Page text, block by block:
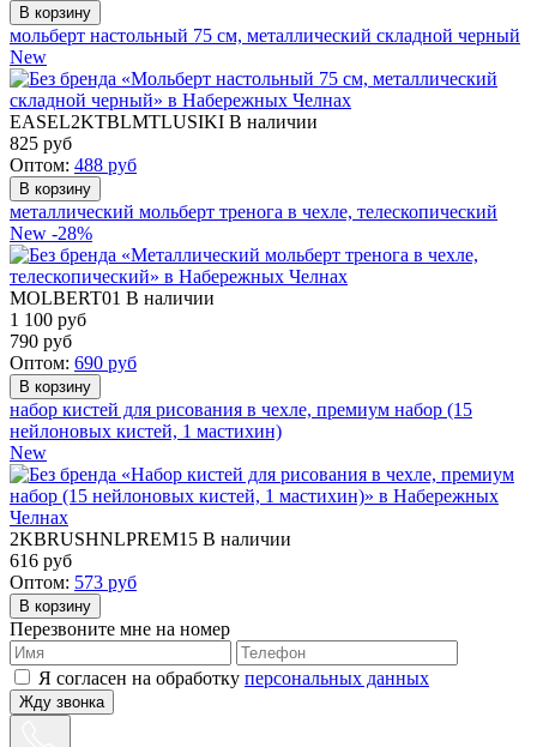
мольберт настольный 75 см, металлический складной черный
New
EASEL2KTBLMTLUSIKI В наличии
825 руб
Оптом: 488 руб
металлический мольберт тренога в чехле, телескопический
New -28%
MOLBERT01 В наличии
1 100 руб
790 руб
Оптом: 690 руб
набор кистей для рисования в чехле, премиум набор (15
нейлоновых кистей, 1 мастихин)
New
2KBRUSHNLPREM15 В наличии
616 руб
Оптом: 573 руб
Перезвоните мне на номер
Я согласен на обработку персональных данных
Жду звонка